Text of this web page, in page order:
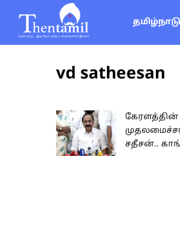
தமிழ்நாடு
vd satheesan
கேரளத்தின்
சதீசன்..